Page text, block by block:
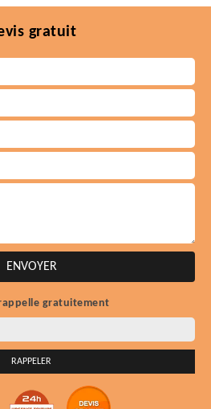
gratuit
gratuitement